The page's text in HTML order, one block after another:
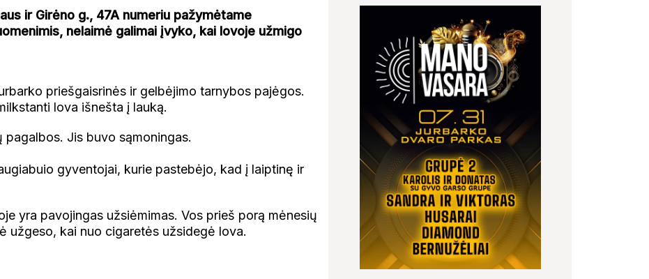
ir Girėno g., 47A numeriu pažymėtame
nelaimė galimai įvyko, kai lovoje užmigo
priešgaisrinės ir gelbėjimo tarnybos pajėgos.
lova išnešta į lauką.
pagalbos. Jis buvo sąmoningas.
gyventojai, kurie pastebėjo, kad į laiptinę ir
yra pavojingas užsiėmimas. Vos prieš porą mėnesių
užgeso, kai nuo cigaretės užsidegė lova.